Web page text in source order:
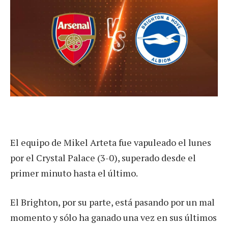
El equipo de Mikel Arteta fue vapuleado el lunes
por el Crystal Palace (3-0), superado desde el
primer minuto hasta el último.
El Brighton, por su parte, está pasando por un mal
momento y sólo ha ganado una vez en sus últimos